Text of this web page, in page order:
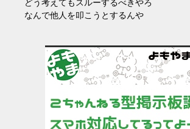
どう考えてもスルーするべきやろ
なんで他人を叩こうとするんや